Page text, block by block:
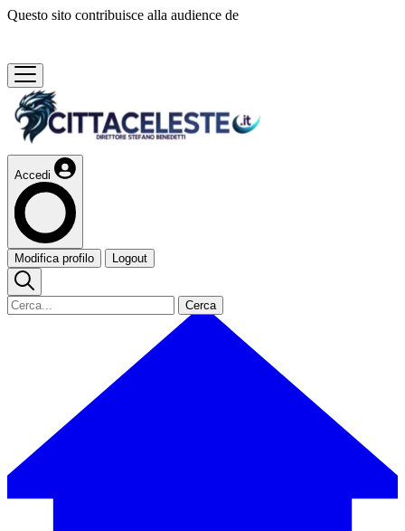
Questo sito contribuisce alla audience de
Accedi
Modifica profilo Logout
Cerca